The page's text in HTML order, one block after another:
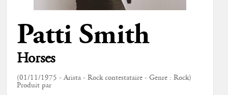
Patti Smith
Horses
(01/11/1975 - Arista - Rock contestataire - Genre : Rock)
Produit par